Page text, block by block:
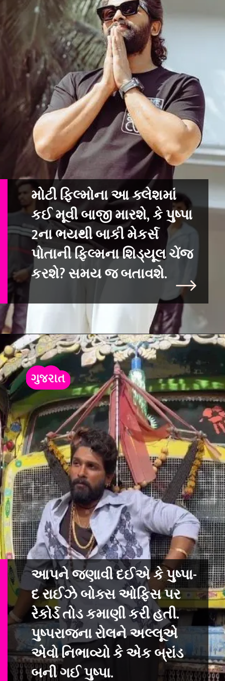
મોટી ફિલ્મોના આ ક્લેશમાં
કઈ મૂવી બાજી મારશે, કે પુષ્પા
2ના ભયથી બાકી મેકર્સ
પોતાની ફિલ્મના શિડ્યૂલ ચેંજ
આપને જણાવી દઈએ કે પુષ્પા-
દ રાઈઝે બોક્સ ઓફિસ પર
રેકોર્ડ તોડ કમાણી કરી હતી.
પુષ્પરાજના રોલને અલ્લૂએ
એવો નિભાવ્યો કે એક બ્રાંડ